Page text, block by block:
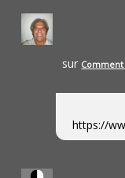
sur
https://